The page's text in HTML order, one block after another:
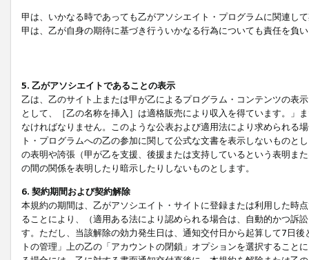
甲は、いかなる時であっても乙がアソシエイト・プログラムに関連し
甲は、乙が自身の期待に基づき行ういかなる行為についても責任を負
5. 乙がアソシエイトであることの表示
乙は、乙のサイト上または甲が乙によるプログラム・コンテンツの表
として、［乙の名称を挿入］は適格販売により収入を得ています。」
なければなりません。このような公表および適用法により求められる
ト・プログラムへの乙の参加に関して公式な文書を表示しないもの
の表明や誇張（甲が乙を支援、後援または支持しているという表明ま
の間の関係を表明したり暗示したりしないものとします。
6. 契約期間および契約解除
本規約の期間は、乙がアソシエイト・サイトに登録または利用した時
ることにより、（適用ある法により認められる場合は、自動的かつ訴
す。ただし、当該解除の効力発生日は、通知交付日から起算して7日
トの管理」上の乙の「アカウントの閉鎖」オプションを選択するこ